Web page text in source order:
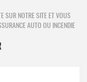
SUR NOTRE SITE ET VOUS
AUTO OU INCENDIE